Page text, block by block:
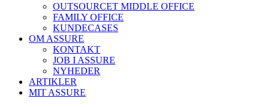
OUTSOURCET MIDDLE OFFICE
FAMILY OFFICE
KUNDECASES
OM ASSURE
KONTAKT
JOB I ASSURE
NYHEDER
ARTIKLER
MIT ASSURE